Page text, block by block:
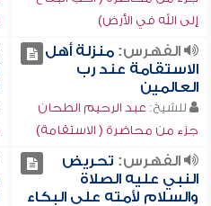
إلى الله في الأرض)
الفهرس:منزلة أهل
الاستقامة عند رب
العالمين
للشيخ: عبد الرحيم الطحان
جزء من محاضرة ( الاستقامة)
الفهرس: تحريض
النبي عليه الصلاة
والسلام لأمته على البكاء